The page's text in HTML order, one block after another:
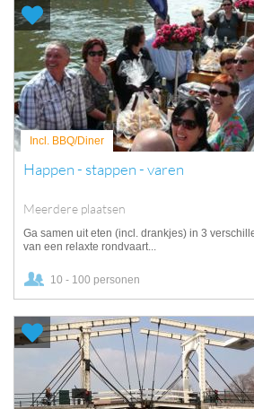
Incl. BBQ/Diner
Happen - stappen - varen
Meerdere plaatsen
Ga samen uit eten (incl. drankjes) in 3
van een relaxte rondvaart...
10 - 100 personen